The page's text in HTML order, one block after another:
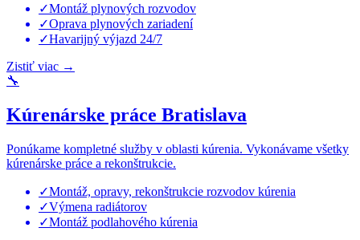
✓Montáž plynových rozvodov
✓Oprava plynových zariadení
✓Havarijný výjazd 24/7
Zistiť viac →
🔧
Kúrenárske práce Bratislava
Ponúkame kompletné služby v oblasti kúrenia. Vykonávame všetky
kúrenárske práce a rekonštrukcie.
✓Montáž, opravy, rekonštrukcie rozvodov kúrenia
✓Výmena radiátorov
✓Montáž podlahového kúrenia